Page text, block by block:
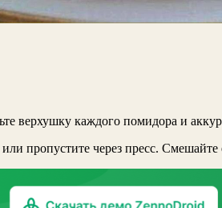
верхушку каждого помидора и
пропустите через пресс.